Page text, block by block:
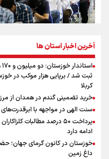
آخرین اخبار استان ها
کربلا
خرید تضمینی گندم در همدان از مرز ۱۹۳ هزار تن گذشت
سنت الهی در مواجهه با ابرقدرت‌های
پرداخت ۵۰ درصد مطالبات
ادامه دارد
داغ زمین